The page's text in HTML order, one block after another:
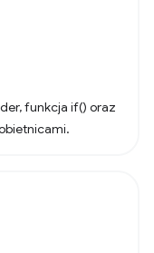
funkcja if() oraz